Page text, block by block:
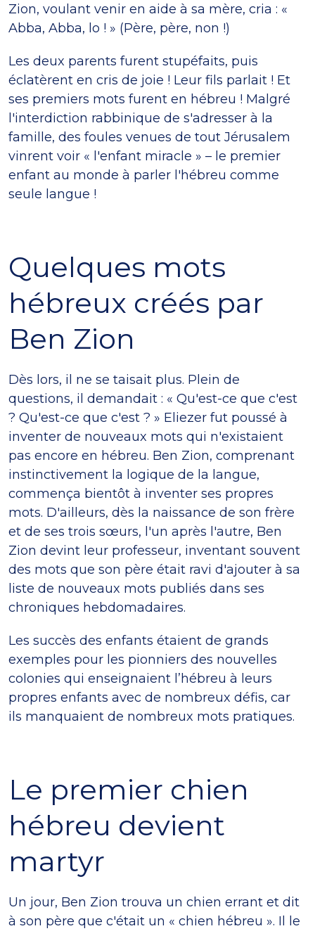
Zion, voulant venir en aide à sa mère, cria : «
Abba, Abba, lo ! » (Père, père, non !)
Les deux parents furent stupéfaits, puis
éclatèrent en cris de joie ! Leur fils parlait ! Et
ses premiers mots furent en hébreu ! Malgré
l'interdiction rabbinique de s'adresser à la
famille, des foules venues de tout Jérusalem
vinrent voir « l'enfant miracle » – le premier
enfant au monde à parler l'hébreu comme
seule langue !
Quelques mots
hébreux créés par
Ben Zion
Dès lors, il ne se taisait plus. Plein de
questions, il demandait : « Qu'est-ce que c'est
? Qu'est-ce que c'est ? » Eliezer fut poussé à
inventer de nouveaux mots qui n'existaient
pas encore en hébreu. Ben Zion, comprenant
instinctivement la logique de la langue,
commença bientôt à inventer ses propres
mots. D'ailleurs, dès la naissance de son frère
et de ses trois sœurs, l'un après l'autre, Ben
Zion devint leur professeur, inventant souvent
des mots que son père était ravi d'ajouter à sa
liste de nouveaux mots publiés dans ses
chroniques hebdomadaires.
Les succès des enfants étaient de grands
exemples pour les pionniers des nouvelles
colonies qui enseignaient l’hébreu à leurs
propres enfants avec de nombreux défis, car
ils manquaient de nombreux mots pratiques.
Le premier chien
hébreu devient
martyr
Un jour, Ben Zion trouva un chien errant et dit
à son père que c'était un « chien hébreu ». Il le